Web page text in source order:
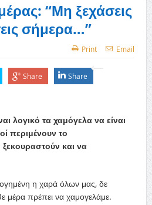
“Μη ξεχάσεις
σήμερα…”
Print Email
Share Share
λογικό τα χαμόγελα να είναι
περιμένουν το
και να
η χαρά όλων μας, δε
μέρα πρέπει να χαμογελάμε.